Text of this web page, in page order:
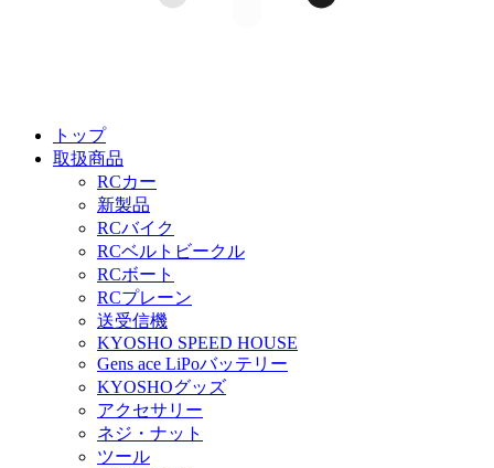
トップ
取扱商品
RCカー
新製品
RCバイク
RCベルトビークル
RCボート
RCプレーン
送受信機
KYOSHO SPEED HOUSE
Gens ace LiPoバッテリー
KYOSHOグッズ
アクセサリー
ネジ・ナット
ツール